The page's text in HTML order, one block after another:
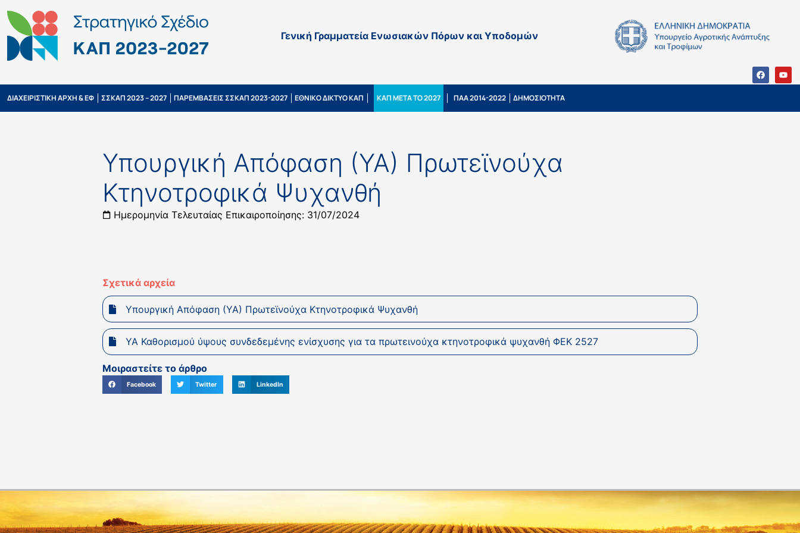
Γενική Γραμματεία Ενωσιακών Πόρων και Υποδομών
ΔΙΑΧΕΙΡΙΣΤΙΚΗ ΑΡΧΗ & ΕΦ ΣΣΚΑΠ 2023 – 2027 ΠΑΡΕΜΒΑΣΕΙΣ ΣΣΚΑΠ 2023-2027 ΕΘΝΙΚΟ ΔΙΚΤΥΟ ΚΑΠ ΚΑΠ ΜΕΤΑ ΤΟ 2027 ΠΑΑ 2014-2022 ΔΗΜΟΣΙΟΤΗΤΑ
Υπουργική Απόφαση (ΥΑ) Πρωτεϊνούχα
Κτηνοτροφικά Ψυχανθή
Ημερομηνία Τελευταίας Επικαιροποίησης: 31/07/2024
Σχετικά αρχεία
Υπουργική Απόφαση (ΥΑ) Πρωτεϊνούχα Κτηνοτροφικά Ψυχανθή
ΥΑ Καθορισμού ύψους συνδεδεμένης ενίσχυσης για τα πρωτεινούχα κτηνοτροφικά ψυχανθή ΦΕΚ 2527
Μοιραστείτε το άρθρο
Facebook Twitter LinkedIn